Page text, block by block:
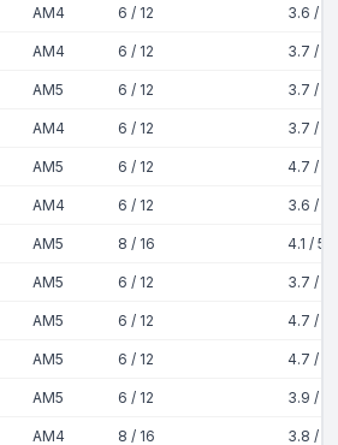
AM4 6 / 12 3.6 /
AM4 6 / 12 3.7 /
AM5 6 / 12 3.7 /
AM4 6 / 12 3.7 /
AM5 6 / 12 4.7 /
AM4 6 / 12 3.6 /
AM5 8 / 16 4.1 /
AM5 6 / 12 3.7 /
AM5 6 / 12 4.7 /
AM5 6 / 12 4.7 /
AM5 6 / 12 3.9 /
AM4 8 / 16 3.8 /